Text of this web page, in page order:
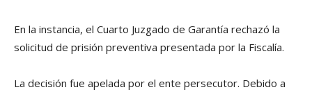
En la instancia, el Cuarto Juzgado de Garantía rechazó la
solicitud de prisión preventiva presentada por la Fiscalía.
La decisión fue apelada por el ente persecutor. Debido a